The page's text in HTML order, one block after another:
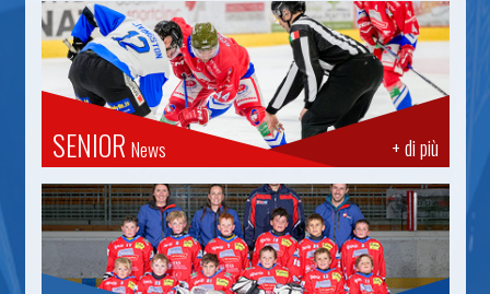
+ di più
SENIOR News